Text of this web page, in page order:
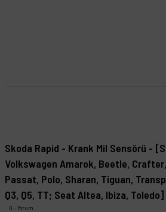
Skoda Rapid - Krank Mil Sensörü -
Volkswagen Amarok, Beetle,
Passat, Polo, Sharan, Tiguan,
Q3, Q5, TT; Seat Altea, Ibiza,
0 - Yorum